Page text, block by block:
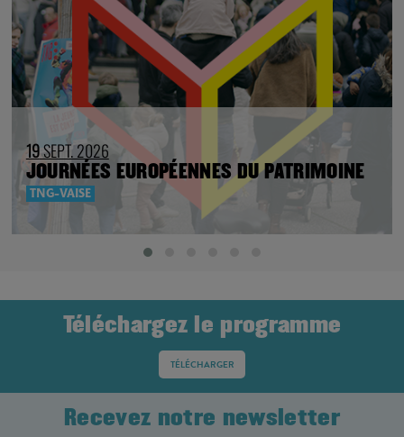
19SEPT. 2026
JOURNÉES EUROPÉENNES DU PATRIMOINE
TNG-VAISE
Téléchargez le programme
TÉLÉCHARGER
Recevez notre newsletter